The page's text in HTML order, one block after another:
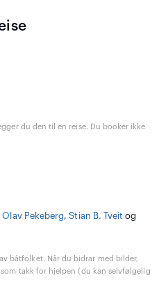
du den til en reise. Du booker ikke
Olav Pekeberg,Stian B. Tveit og
båtfolket. Når du bidrar med bilder,
takk for hjelpen (du kan selvfølgelig